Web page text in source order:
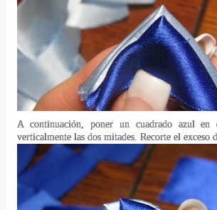
A continuación, poner un cuadrado azul en
verticalmente las dos mitades. Recorte el exceso